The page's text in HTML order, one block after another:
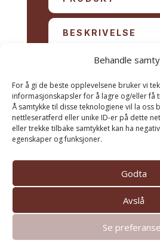
Behandle
For å gi de beste opplevelsene bruker vi
informasjonskapsler for å lagre og/eller få
Å samtykke til disse teknologiene vil la oss
nettleseratferd eller unike ID-er på dette
eller trekke tilbake samtykket kan ha
egenskaper og funksjoner.
Godta
Avslå
Se
© TREKOMPANIET AS |